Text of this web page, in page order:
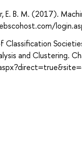
E. B. M. (2017).
Classification
and Clustering.